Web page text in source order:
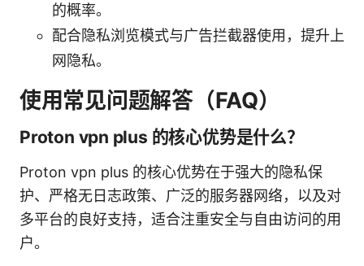
的概率。
配合隐私浏览模式与广告拦截器使用，提升上
网隐私。
使用常见问题解答（FAQ）
Proton vpn plus 的核心优势是什么？
Proton vpn plus 的核心优势在于强大的隐私保
护、严格无日志政策、广泛的服务器网络，以及对
多平台的良好支持，适合注重安全与自由访问的用
户。